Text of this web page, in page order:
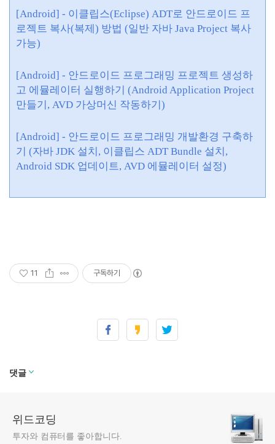
[Android] - 이클립스(Eclipse) ADT로 안드로이드 프
로젝트 복사(복제) 방법 (일반 자바 Java Project 복사
가능)
[Android] - 안드로이드 프로그래밍 프로젝트 생성하
고 에뮬레이터 실행하기 (Android Application Project
만들기, AVD 가상머신 작동하기)
[Android] - 안드로이드 프로그래밍 개발환경 구축하
기 (자바 JDK 설치, 이클립스 ADT Bundle 설치,
Android SDK 업데이트, AVD 에뮬레이터 설정)
11 구독하기
댓글
위드코딩
투자와 컴퓨터를 좋아합니다.